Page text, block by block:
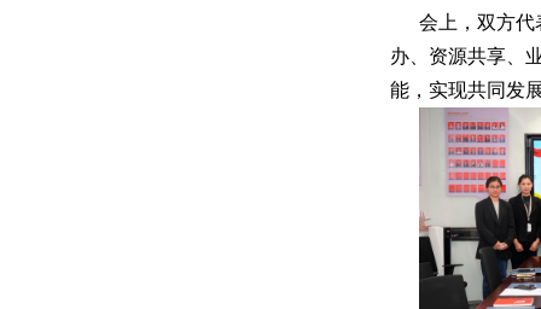
会上，双方
办、资源共享、
能，实现共同发